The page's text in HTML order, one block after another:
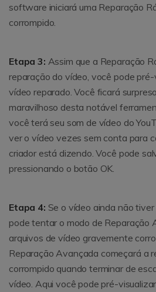
software iniciará uma Reparação
corrompido.
Etapa 3: Assim que a Reparação
reparação do vídeo, você pode
vídeo reparado. Você ficará
maravilhoso desta notável
você terá seu som de vídeo do
ver o vídeo vezes sem conta para
criador está dizendo. Você pode
pressionando o botão OK.
Etapa 4: Se o vídeo ainda não
pode tentar o modo de Reparação
arquivos de vídeo gravemente
Reparação Avançada começará a
corrompido quando terminar de
vídeo. Aqui você pode pré-